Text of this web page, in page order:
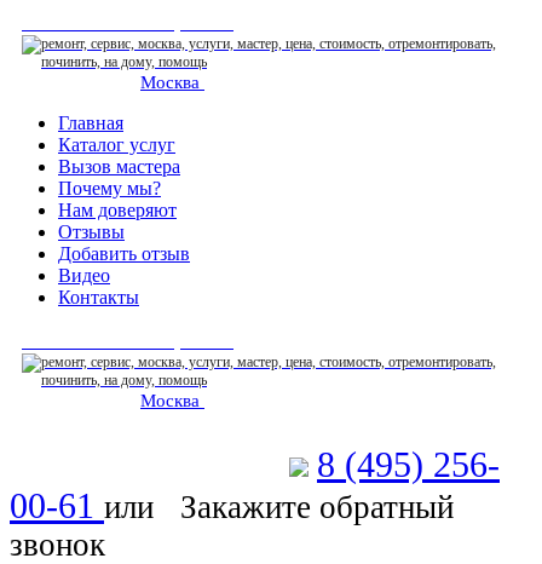
Москва
Главная
Каталог услуг
Вызов мастера
Почему мы?
Нам доверяют
Отзывы
Добавить отзыв
Видео
Контакты
Москва
8 (495) 256-
00-61 или
Закажите обратный
звонок